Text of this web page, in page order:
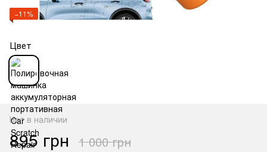
−11%
Цвет
Нет в наличии
895 грн 1 000 грн